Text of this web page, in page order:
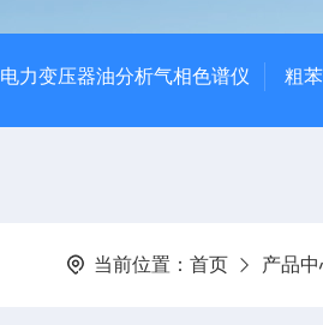
电力变压器油分析气相色谱仪 粗
当前位置： 首页 产品